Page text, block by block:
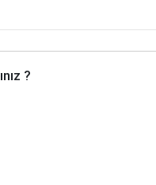
?